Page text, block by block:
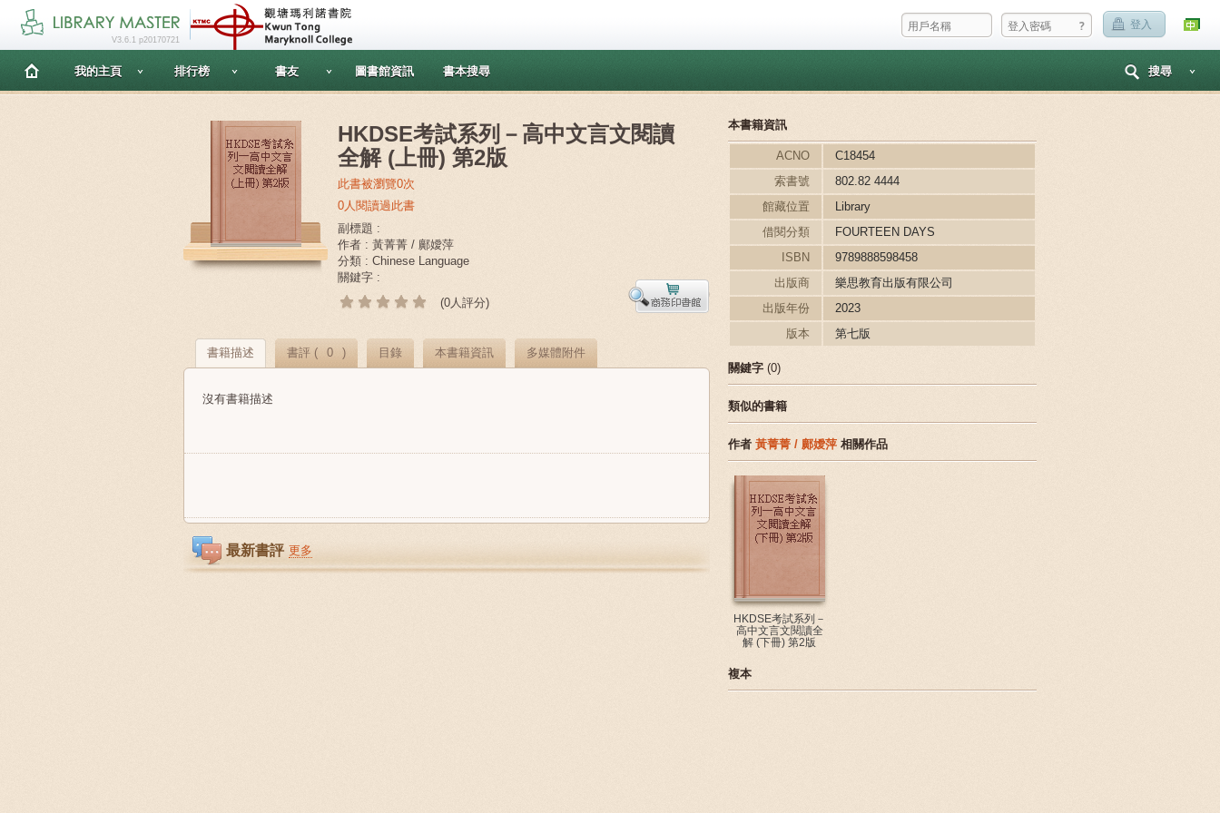
? 登入
V3.6.1 p20170721
我的主頁 排行榜 書友 圖書館資訊 書本搜尋 搜尋
HKDSE考試系列－高中文言文閱讀
全解 (上冊) 第2版
此書被瀏覽0次
0人閱讀過此書
副標題 :
作者 : 黃菁菁 / 鄺嬡萍
分類 : Chinese Language
關鍵字 :
(0人評分)
書籍描述 書評 ( 0 ) 目錄 本書籍資訊 多媒體附件
沒有書籍描述
最新書評 更多
本書籍資訊
ACNO
C18454
索書號
802.82 4444
館藏位置
Library
借閱分類
FOURTEEN DAYS
ISBN
9789888598458
出版商
樂思教育出版有限公司
出版年份
2023
版本
第七版
關鍵字 (0)
類似的書籍
作者 黃菁菁 / 鄺嬡萍 相關作品
HKDSE考試系列－
高中文言文閱讀全
解 (下冊) 第2版
複本